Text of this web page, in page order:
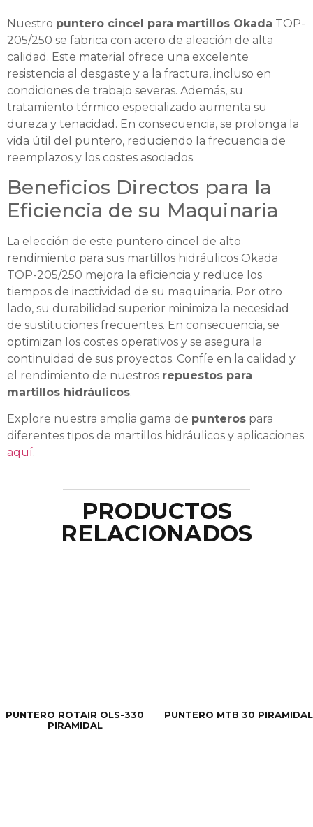
Nuestro puntero cincel para martillos Okada TOP-
205/250 se fabrica con acero de aleación de alta
calidad. Este material ofrece una excelente
resistencia al desgaste y a la fractura, incluso en
condiciones de trabajo severas. Además, su
tratamiento térmico especializado aumenta su
dureza y tenacidad. En consecuencia, se prolonga la
vida útil del puntero, reduciendo la frecuencia de
reemplazos y los costes asociados.
Beneficios Directos para la
Eficiencia de su Maquinaria
La elección de este puntero cincel de alto
rendimiento para sus martillos hidráulicos Okada
TOP-205/250 mejora la eficiencia y reduce los
tiempos de inactividad de su maquinaria. Por otro
lado, su durabilidad superior minimiza la necesidad
de sustituciones frecuentes. En consecuencia, se
optimizan los costes operativos y se asegura la
continuidad de sus proyectos. Confíe en la calidad y
el rendimiento de nuestros repuestos para
martillos hidráulicos.
Explore nuestra amplia gama de punteros para
diferentes tipos de martillos hidráulicos y aplicaciones
aquí.
PRODUCTOS
RELACIONADOS
PUNTERO ROTAIR OLS-330
PIRAMIDAL
PUNTERO MTB 30 PIRAMIDAL